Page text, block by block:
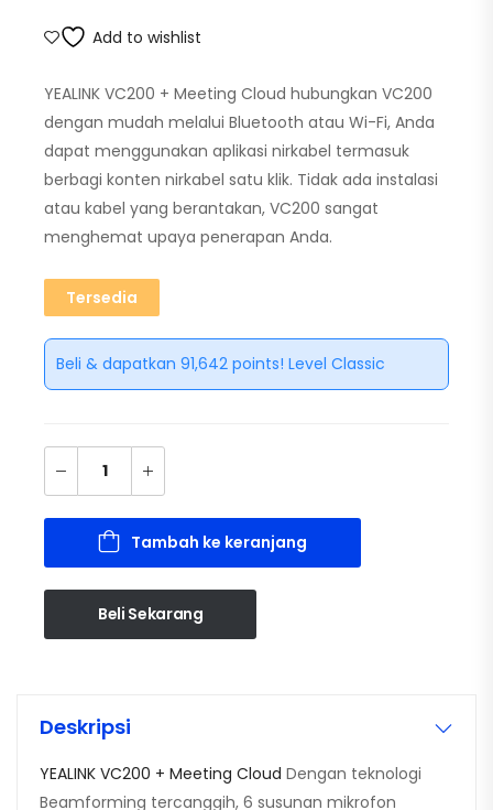
Add to wishlist
YEALINK VC200 + Meeting Cloud hubungkan VC200
dengan mudah melalui Bluetooth atau Wi-Fi, Anda
dapat menggunakan aplikasi nirkabel termasuk
berbagi konten nirkabel satu klik. Tidak ada instalasi
atau kabel yang berantakan, VC200 sangat
menghemat upaya penerapan Anda.
Tersedia
Beli & dapatkan 91,642 points! Level Classic
Tambah ke keranjang
Beli Sekarang
Deskripsi
YEALINK VC200 + Meeting Cloud Dengan teknologi
Beamforming tercanggih, 6 susunan mikrofon